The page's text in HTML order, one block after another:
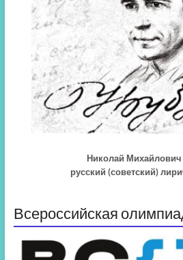
Николай
русский (советский)
Всероссийская